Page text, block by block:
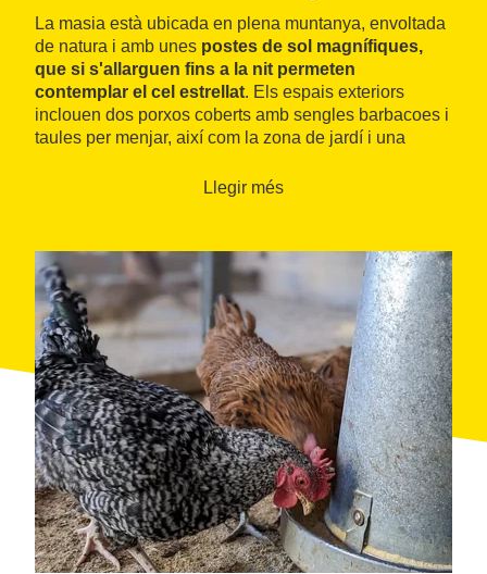
La masia està ubicada en plena muntanya, envoltada
de natura i amb unes postes de sol magnífiques,
que si s'allarguen fins a la nit permeten
contemplar el cel estrellat. Els espais exteriors
inclouen dos porxos coberts amb sengles barbacoes i
taules per menjar, així com la zona de jardí i una
instal·lacions esportives i d'oci i un parc infantil amb
dos cavalls.
Llegir més